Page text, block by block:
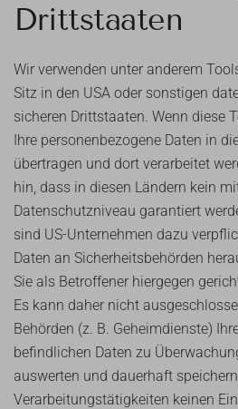
Drittstaaten
Wir verwenden unter anderem
Sitz in den USA oder sonstigen
sicheren Drittstaaten. Wenn diese
Ihre personenbezogene Daten in
übertragen und dort verarbeitet
hin, dass in diesen Ländern kein
Datenschutzniveau garantiert
sind US-Unternehmen dazu
Daten an Sicherheitsbehörden
Sie als Betroffener hiergegen
Es kann daher nicht
Behörden (z. B. Geheimdienste)
befindlichen Daten zu
auswerten und dauerhaft
Verarbeitungstätigkeiten keinen